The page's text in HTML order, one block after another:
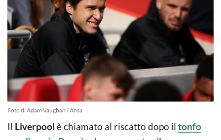
Foto di Adam Vaughan / Ansa
Il Liverpool è chiamato al riscatto dopo il tonfo